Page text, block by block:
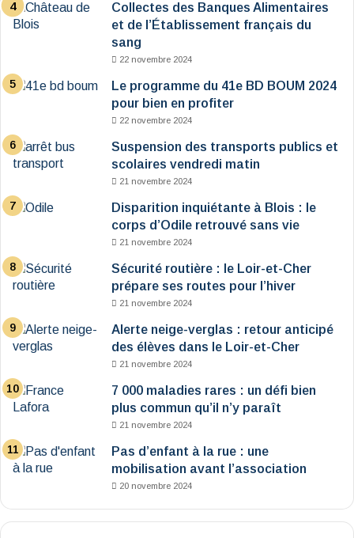
Collectes des Banques Alimentaires
et de l’Établissement français du
sang
22 novembre 2024
Le programme du 41e BD BOUM 2024
pour bien en profiter
22 novembre 2024
Suspension des transports publics et
scolaires vendredi matin
21 novembre 2024
Disparition inquiétante à Blois : le
corps d’Odile retrouvé sans vie
21 novembre 2024
Sécurité routière : le Loir-et-Cher
prépare ses routes pour l’hiver
21 novembre 2024
Alerte neige-verglas : retour anticipé
des élèves dans le Loir-et-Cher
21 novembre 2024
7 000 maladies rares : un défi bien
plus commun qu’il n’y paraît
21 novembre 2024
Pas d’enfant à la rue : une
mobilisation avant l’association
20 novembre 2024